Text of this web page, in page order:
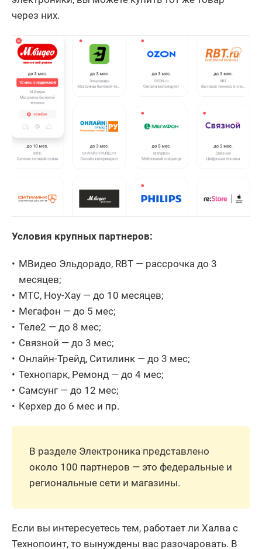
через них.
Условия крупных партнеров:
МВидео Эльдорадо, RBT — рассрочка до 3
месяцев;
МТС, Ноу-Хау — до 10 месяцев;
Мегафон — до 5 мес;
Теле2 — до 8 мес;
Связной — до 3 мес;
Онлайн-Трейд, Ситилинк — до 3 мес;
Технопарк, Ремонд — до 4 мес;
Самсунг — до 12 мес;
Керхер до 6 мес и пр.
В разделе Электроника представлено
около 100 партнеров — это федеральные и
региональные сети и магазины.
Если вы интересуетесь тем, работает ли Халва с
Технопоинт, то вынуждены вас разочаровать. В